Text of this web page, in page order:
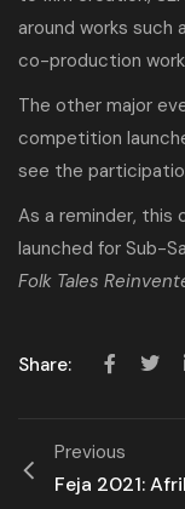
around works such
co-production
The other major
competition
see the
As a reminder, this
launched for Sub-
Folk Tales
Share:
Previous
Feja 2021: